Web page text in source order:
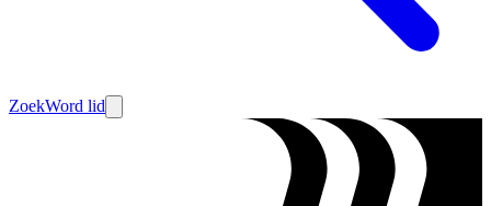
ZoekWord lid